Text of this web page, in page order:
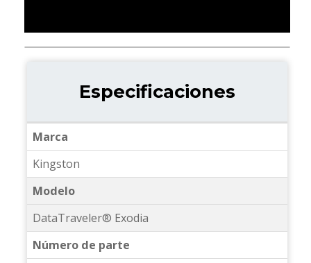
Especificaciones
Marca
Kingston
Modelo
DataTraveler® Exodia
Número de parte